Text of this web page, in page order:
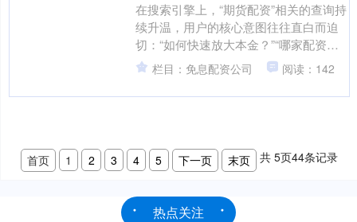
在搜索引擎上，“期货配资”相关的查询持
续升温，用户的核心意图往往直白而迫
切：“如何快速放大本金？”“哪家配资公
司安全可靠？”这些搜索背后，是一个个
渴望在期货市场....
栏目：免息配资公司 阅读：142
首页 1 2 3 4 5 下一页 末页 共5页44条记录
热点关注